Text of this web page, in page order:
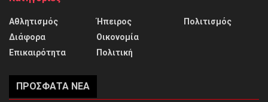
Αθλητισμός
Διάφορα
Επικαιρότητα
Ήπειρος
Οικονομία
Πολιτική
Πολιτισμός
ΠΡΌΣΦΑΤΑ ΝΈΑ